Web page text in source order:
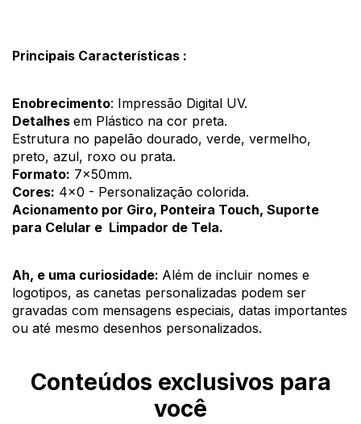
Principais Características :
Enobrecimento: Impressão Digital UV.
Detalhes em Plástico na cor preta.
Estrutura no papelão dourado, verde, vermelho,
preto, azul, roxo ou prata.
Formato: 7x50mm.
Cores: 4x0 - Personalização colorida.
Acionamento por Giro, Ponteira Touch, Suporte
para Celular e  Limpador de Tela.
Ah, e uma curiosidade: Além de incluir nomes e
logotipos, as canetas personalizadas podem ser
gravadas com mensagens especiais, datas importantes
ou até mesmo desenhos personalizados.
Conteúdos exclusivos para
você